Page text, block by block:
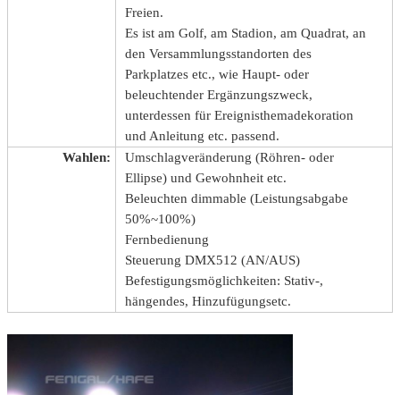
Freien.
Es ist am Golf, am Stadion, am Quadrat, an
den Versammlungsstandorten des
Parkplatzes etc., wie Haupt- oder
beleuchtender Ergänzungszweck,
unterdessen für Ereignisthemadekoration
und Anleitung etc. passend.
Wahlen:
Umschlagveränderung (Röhren- oder
Ellipse) und Gewohnheit etc.
Beleuchten dimmable (Leistungsabgabe
50%~100%)
Fernbedienung
Steuerung DMX512 (AN/AUS)
Befestigungsmöglichkeiten: Stativ-,
hängendes, Hinzufügungsetc.